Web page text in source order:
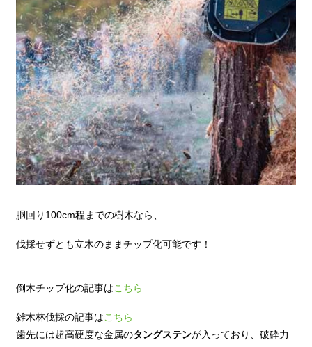
胴回り100cm程までの樹木なら、
伐採せずとも立木のままチップ化可能です！
倒木チップ化の記事はこちら
雑木林伐採の記事はこちら
歯先には超高硬度な金属のタングステンが入っており、破砕力